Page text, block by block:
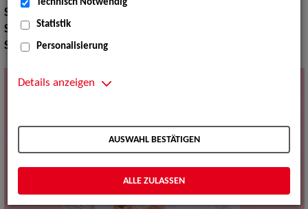
Schuhgröße:
Sport:
Tennisspielen, Fußballspielen, Skilaufen
Sprachen:Englisch
Technisch Notwendig
Statistik
Personalisierung
Details anzeigen
AUSWAHL BESTÄTIGEN
ALLE ZULASSEN